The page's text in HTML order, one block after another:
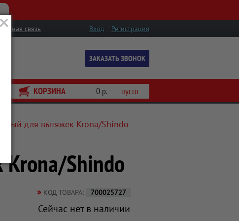
Вход Регистрация
связь
ЗАКАЗАТЬ ЗВОНОК
КОРЗИНА 0 р. пусто
для вытяжек Krona/Shindo
Shindo
» КОД ТОВАРА: 700025727
Сейчас нет в наличии